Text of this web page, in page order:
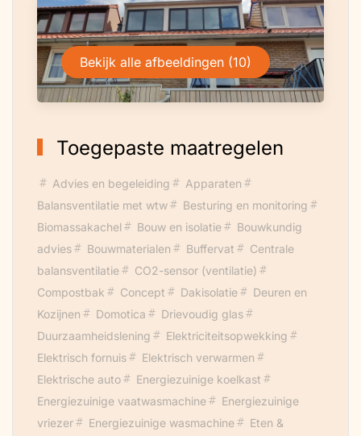
Bekijk alle afbeeldingen (10)
Toegepaste maatregelen
Advies en begeleiding
Apparaten
Balansventilatie met wtw
Besturing en monitoring
Biomassakachel
Bouw en isolatie
Bouwkundig
advies
Bouwmaterialen Buffervat
Centrale
balansventilatie
CO2-sensor (ventilatie)
Compostbak
Concept Dakisolatie
Deuren en
Kozijnen
Domotica
Drievoudig glas
Duurzaamheidslening
Elektriciteitsopwekking
Elektrisch fornuis
Elektrisch verwarmen
Elektrische auto
Energiezuinige koelkast
Energiezuinige vaatwasmachine
Energiezuinige
vriezer
Energiezuinige wasmachine
Eten &